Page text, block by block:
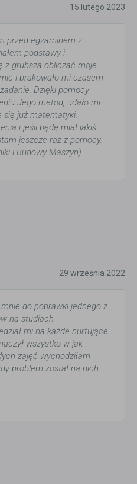
15 lutego 2023
przed egzaminem z
podstawy i
z grubsza obliczać moje
i brakowało mi czasem
Dzięki pomocy
Jego metod, udało mi
się już matematyki.
i jeśli będę miał jakiś
jeszcze raz z pomocy.
i Budowy Maszyn).
29 września 2022
do poprawki jednego z
na studiach
mi na każde nurtujące
wszystko w jak
zajęć wychodziłam
problem został na nich